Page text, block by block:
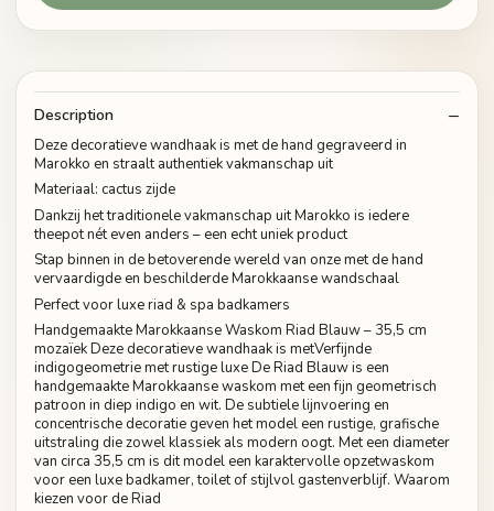
Description
Deze decoratieve wandhaak is met de hand gegraveerd in
Marokko en straalt authentiek vakmanschap uit
Materiaal: cactus zijde
Dankzij het traditionele vakmanschap uit Marokko is iedere
theepot nét even anders – een echt uniek product
Stap binnen in de betoverende wereld van onze met de hand
vervaardigde en beschilderde Marokkaanse wandschaal
Perfect voor luxe riad & spa badkamers
Handgemaakte Marokkaanse Waskom Riad Blauw – 35,5 cm
mozaïek Deze decoratieve wandhaak is metVerfijnde
indigogeometrie met rustige luxe De Riad Blauw is een
handgemaakte Marokkaanse waskom met een fijn geometrisch
patroon in diep indigo en wit. De subtiele lijnvoering en
concentrische decoratie geven het model een rustige, grafische
uitstraling die zowel klassiek als modern oogt. Met een diameter
van circa 35,5 cm is dit model een karaktervolle opzetwaskom
voor een luxe badkamer, toilet of stijlvol gastenverblijf. Waarom
kiezen voor de Riad